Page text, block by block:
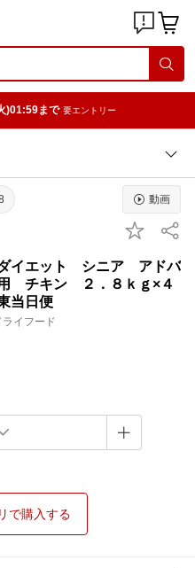
)01:59まで 要エントリー
動画
イエット シニア アドバ
チキン ２．８ｋｇ×４
日便
イフード
で購入する